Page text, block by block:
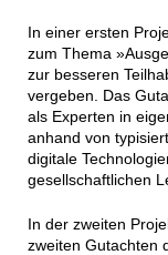
In einer ersten
zum Thema
zur besseren
vergeben. Das
als Experten in
anhand von
digitale
gesellschaftlichen
In der zweiten
zweiten Gutachten